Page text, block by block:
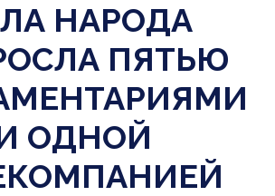
НАРОДА
ПЯТЬЮ
ОДНОЙ